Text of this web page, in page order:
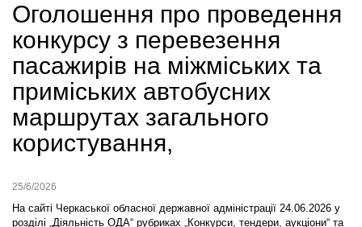
Оголошення про проведення
конкурсу з перевезення
пасажирів на міжміських та
приміських автобусних
маршрутах загального
користування,
25/6/2026
На сайті Черкаської обласної державної адміністрації 24.06.2026 у
розділі „Діяльність ОДА“ рубриках „Конкурси, тендери, аукціони“ та